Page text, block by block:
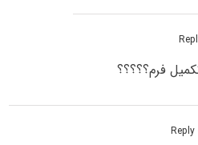
فرم؟؟؟؟؟